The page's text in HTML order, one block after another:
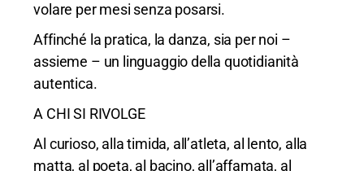
volare per mesi senza posarsi.
Affinché la pratica, la danza, sia per noi –
assieme – un linguaggio della quotidianità
autentica.
A CHI SI RIVOLGE
Al curioso, alla timida, all’atleta, al lento, alla
matta, al poeta, al bacino, all’affamata, al